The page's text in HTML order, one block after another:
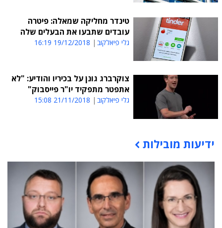
טינדר מחליקה שמאלה: פיטרה
עובדים שתבעו את הבעלים שלה
גלי פיאלקוב 19/12/2018 16:19
צוקרברג גונן על בכיריו והודיע: "לא
אתפטר מתפקיד יו"ר פייסבוק"
גלי פיאלקוב 21/11/2018 15:08
תוכן פרסומי
ידיעות מובילות